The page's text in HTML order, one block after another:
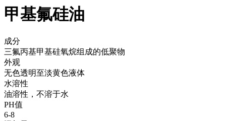
甲基氟硅油
成分
三氟丙基甲基硅氧烷组成的低聚物
外观
无色透明至淡黄色液体
水溶性
油溶性，不溶于水
PH值
6-8